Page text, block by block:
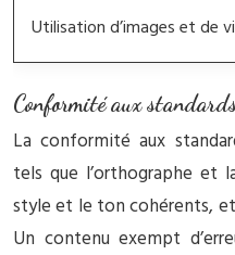
Utilisation d’images et de
Conformité aux
La conformité aux
tels que l’orthographe et
style et le ton cohérents,
Un contenu exempt